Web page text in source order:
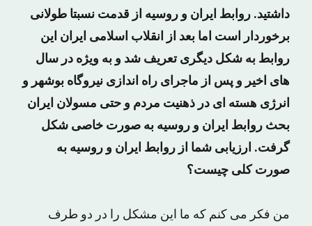
داشتید. روابط ایران و روسیه از قدمت نسبتا طولانی
برخوردار است اما بعد از انقلاب اسلامی ایران این
روابط به شکل دیگری تعریف شد و به ویژه در سال
های اخیر و پس از ماجرای راه اندازی نیروگاه بوشهر و
انرژی هسته ای در ذهنیت مردم و حتی مسولان ایران
بحث روابط ایران و روسیه به صورت خاصی شکل
گرفت. ارزیابی شما از روابط ایران و روسیه به
صورت کلی چیست؟
من فکر می کنم که ما این مشکل را در دو طرف